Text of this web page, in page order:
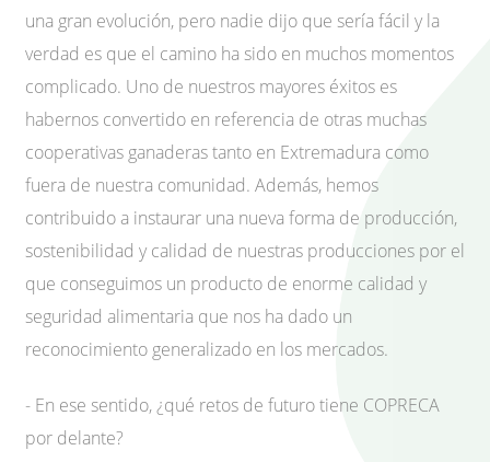
una gran evolución, pero nadie dijo que sería fácil y la
verdad es que el camino ha sido en muchos momentos
complicado. Uno de nuestros mayores éxitos es
habernos convertido en referencia de otras muchas
cooperativas ganaderas tanto en Extremadura como
fuera de nuestra comunidad. Además, hemos
contribuido a instaurar una nueva forma de producción,
sostenibilidad y calidad de nuestras producciones por el
que conseguimos un producto de enorme calidad y
seguridad alimentaria que nos ha dado un
reconocimiento generalizado en los mercados.
- En ese sentido, ¿qué retos de futuro tiene COPRECA
por delante?